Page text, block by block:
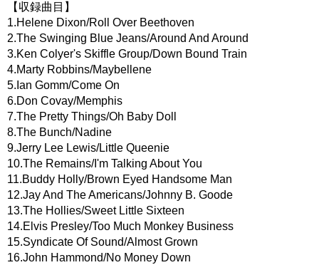
【収録曲目】
1.Helene Dixon/Roll Over Beethoven
2.The Swinging Blue Jeans/Around And Around
3.Ken Colyer's Skiffle Group/Down Bound Train
4.Marty Robbins/Maybellene
5.Ian Gomm/Come On
6.Don Covay/Memphis
7.The Pretty Things/Oh Baby Doll
8.The Bunch/Nadine
9.Jerry Lee Lewis/Little Queenie
10.The Remains/I'm Talking About You
11.Buddy Holly/Brown Eyed Handsome Man
12.Jay And The Americans/Johnny B. Goode
13.The Hollies/Sweet Little Sixteen
14.Elvis Presley/Too Much Monkey Business
15.Syndicate Of Sound/Almost Grown
16.John Hammond/No Money Down